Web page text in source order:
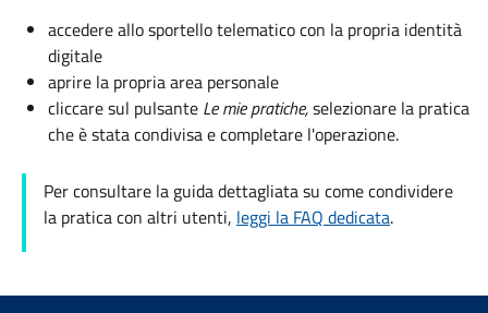
accedere allo sportello telematico con la propria identità
digitale
aprire la propria area personale
cliccare sul pulsante Le mie pratiche,selezionare la pratica
che è stata condivisa e completare l'operazione.
Per consultare la guida dettagliata su come condividere
la pratica con altri utenti, leggi la FAQ dedicata.